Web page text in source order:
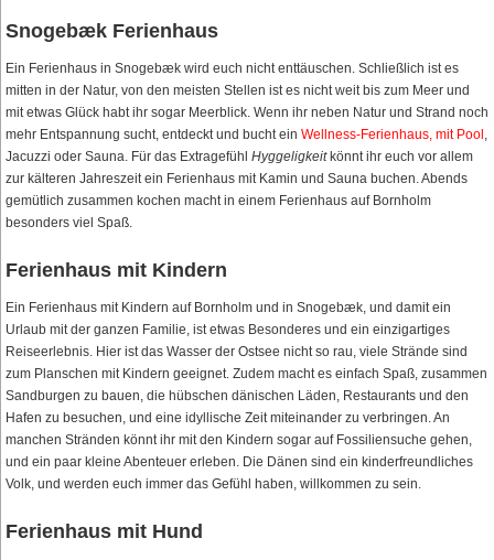
Snogebæk Ferienhaus
Ein Ferienhaus in Snogebæk wird euch nicht enttäuschen. Schließlich ist es
mitten in der Natur, von den meisten Stellen ist es nicht weit bis zum Meer und
mit etwas Glück habt ihr sogar Meerblick. Wenn ihr neben Natur und Strand noch
mehr Entspannung sucht, entdeckt und bucht ein Wellness-Ferienhaus, mit Pool ,
Jacuzzi oder Sauna. Für das Extragefühl Hyggeligkeitkönnt ihr euch vor allem
zur kälteren Jahreszeit ein Ferienhaus mit Kamin und Sauna buchen. Abends
gemütlich zusammen kochen macht in einem Ferienhaus auf Bornholm
besonders viel Spaß.
Ferienhaus mit Kindern
Ein Ferienhaus mit Kindern auf Bornholm und in Snogebæk, und damit ein
Urlaub mit der ganzen Familie, ist etwas Besonderes und ein einzigartiges
Reiseerlebnis. Hier ist das Wasser der Ostsee nicht so rau, viele Strände sind
zum Planschen mit Kindern geeignet. Zudem macht es einfach Spaß, zusammen
Sandburgen zu bauen, die hübschen dänischen Läden, Restaurants und den
Hafen zu besuchen, und eine idyllische Zeit miteinander zu verbringen. An
manchen Stränden könnt ihr mit den Kindern sogar auf Fossiliensuche gehen,
und ein paar kleine Abenteuer erleben. Die Dänen sind ein kinderfreundliches
Volk, und werden euch immer das Gefühl haben, willkommen zu sein.
Ferienhaus mit Hund